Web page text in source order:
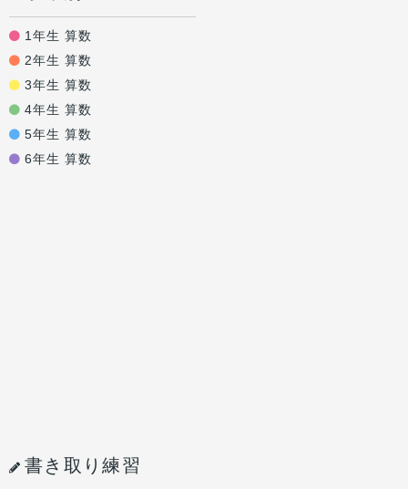
1年生 算数
2年生 算数
3年生 算数
4年生 算数
5年生 算数
6年生 算数
書き取り練習